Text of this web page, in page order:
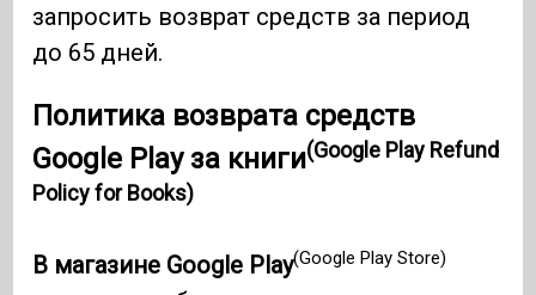
запросить возврат средств за период
до 65 дней.
Политика возврата средств
Google Play за книги(Google Play Refund
Policy for Books)
В магазине Google Play(Google Play Store)